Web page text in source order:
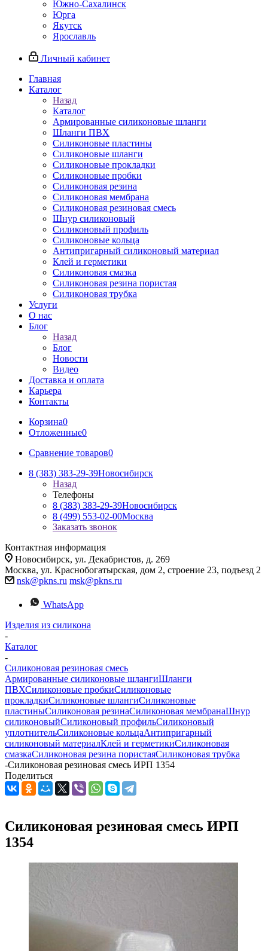
Южно-Сахалинск
Юрга
Якутск
Ярославль
Личный кабинет
Главная
Каталог
Назад
Каталог
Армированные силиконовые шланги
Шланги ПВХ
Силиконовые пластины
Силиконовые шланги
Силиконовые прокладки
Силиконовые пробки
Силиконовая резина
Силиконовая мембрана
Силиконовая резиновая смесь
Шнур силиконовый
Силиконовый профиль
Силиконовые кольца
Антипригарный силиконовый материал
Клей и герметики
Силиконовая смазка
Силиконовая резина пористая
Силиконовая трубка
Услуги
О нас
Блог
Назад
Блог
Новости
Видео
Доставка и оплата
Карьера
Контакты
Корзина0
Отложенные0
Сравнение товаров0
8 (383) 383-29-39Новосибирск
Назад
Телефоны
8 (383) 383-29-39Новосибирск
8 (499) 553-02-00Москва
Заказать звонок
Контактная информация
Новосибирск, ул. Декабристов, д. 269
Москва, ул. Краснобогатырская, дом 2, строение 23, подъезд 2
nsk@pkns.ru msk@pkns.ru
WhatsApp
Изделия из силикона
-
Каталог
-
Силиконовая резиновая смесь
Армированные силиконовые шлангиШланги
ПВХСиликоновые пробкиСиликоновые
прокладкиСиликоновые шлангиСиликоновые
пластиныСиликоновая резинаСиликоновая мембранаШнур
силиконовыйСиликоновый профильСиликоновый
уплотнительСиликоновые кольцаАнтипригарный
силиконовый материалКлей и герметикиСиликоновая
смазкаСиликоновая резина пористаяСиликоновая трубка
-Силиконовая резиновая смесь ИРП 1354
Поделиться
Силиконовая резиновая смесь ИРП
1354